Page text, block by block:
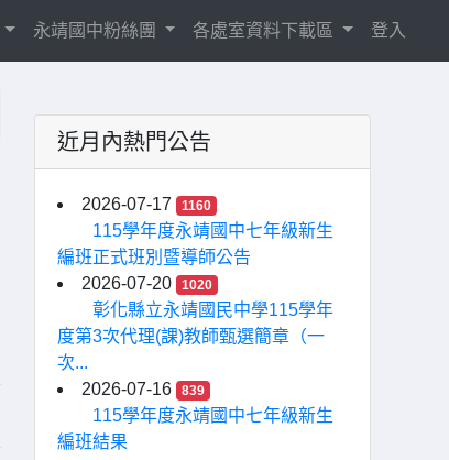
永靖國中粉絲團 各處室資料下載區 登入
近月內熱門公告
2026-07-17 1160
115學年度永靖國中七年級新生
編班正式班別暨導師公告
2026-07-20
1020
彰化縣立永靖國民中學115學年
度第3次代理(課)教師甄選簡章（一
次...
2026-07-16
839
115學年度永靖國中七年級新生
編班結果